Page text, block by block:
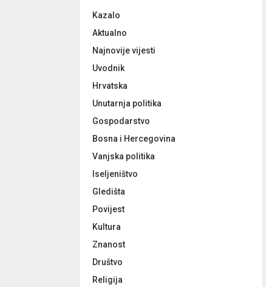
o
r
Kazalo
Aktualno
Najnovije vijesti
Uvodnik
Hrvatska
Unutarnja politika
Gospodarstvo
Bosna i Hercegovina
Vanjska politika
Iseljeništvo
Gledišta
Povijest
Kultura
Znanost
Društvo
Religija